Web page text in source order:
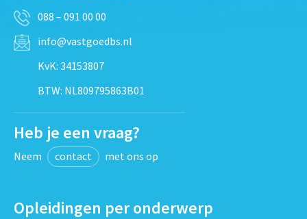
088 – 091 00 00
info@vastgoedbs.nl
KvK: 34153807
BTW: NL809795863B01
Heb je een vraag?
Neem contact met ons op
Opleidingen per onderwerp